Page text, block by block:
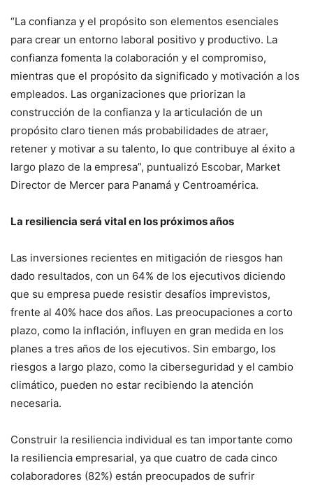
“La confianza y el propósito son elementos esenciales
para crear un entorno laboral positivo y productivo. La
confianza fomenta la colaboración y el compromiso,
mientras que el propósito da significado y motivación a los
empleados. Las organizaciones que priorizan la
construcción de la confianza y la articulación de un
propósito claro tienen más probabilidades de atraer,
retener y motivar a su talento, lo que contribuye al éxito a
largo plazo de la empresa”, puntualizó Escobar, Market
Director de Mercer para Panamá y Centroamérica.
La resiliencia será vital en los próximos años
Las inversiones recientes en mitigación de riesgos han
dado resultados, con un 64% de los ejecutivos diciendo
que su empresa puede resistir desafíos imprevistos,
frente al 40% hace dos años. Las preocupaciones a corto
plazo, como la inflación, influyen en gran medida en los
planes a tres años de los ejecutivos. Sin embargo, los
riesgos a largo plazo, como la ciberseguridad y el cambio
climático, pueden no estar recibiendo la atención
necesaria.
Construir la resiliencia individual es tan importante como
la resiliencia empresarial, ya que cuatro de cada cinco
colaboradores (82%) están preocupados de sufrir